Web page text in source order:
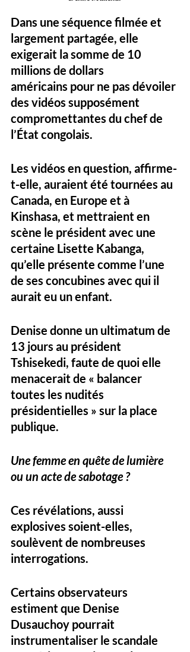
Dans une séquence filmée et
largement partagée, elle
exigerait la somme de 10
millions de dollars
américains pour ne pas dévoiler
des vidéos supposément
compromettantes du chef de
l’État congolais.
Les vidéos en question, affirme-
t-elle, auraient été tournées au
Canada, en Europe et à
Kinshasa, et mettraient en
scène le président avec une
certaine Lisette Kabanga,
qu’elle présente comme l’une
de ses concubines avec qui il
aurait eu un enfant.
Denise donne un ultimatum de
13 jours au président
Tshisekedi, faute de quoi elle
menacerait de « balancer
toutes les nudités
présidentielles » sur la place
publique.
Une femme en quête de lumière
ou un acte de sabotage ?
Ces révélations, aussi
explosives soient-elles,
soulèvent de nombreuses
interrogations.
Certains observateurs
estiment que Denise
Dusauchoy pourrait
instrumentaliser le scandale